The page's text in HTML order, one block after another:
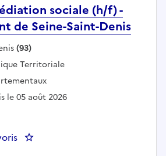
sociale (h/f) -
de Seine-Saint-Denis
(93)
:Territoriale
le 05 août 2026
: Agent de médiation sociale